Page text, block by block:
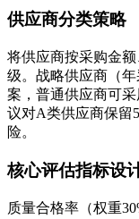
供应商分类策略
将供应商按采购金
级。战略供应商（
案，普通供应商可
议对A类供应商保留
险。
核心评估指标设
质量合格率（权重